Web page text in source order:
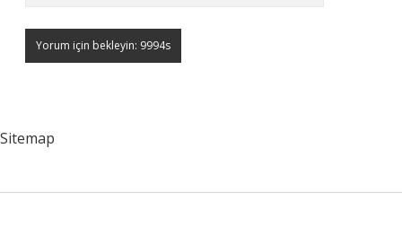
Sitemap